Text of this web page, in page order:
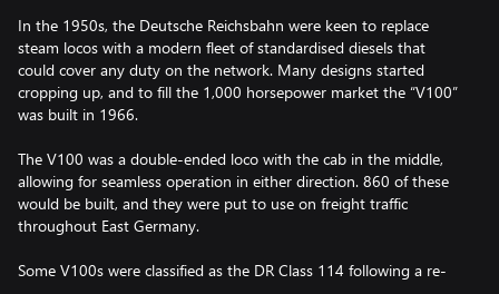
In the 1950s, the Deutsche Reichsbahn were keen to replace
steam locos with a modern fleet of standardised diesels that
could cover any duty on the network. Many designs started
cropping up, and to fill the 1,000 horsepower market the “V100”
was built in 1966.
The V100 was a double-ended loco with the cab in the middle,
allowing for seamless operation in either direction. 860 of these
would be built, and they were put to use on freight traffic
throughout East Germany.
Some V100s were classified as the DR Class 114 following a re-